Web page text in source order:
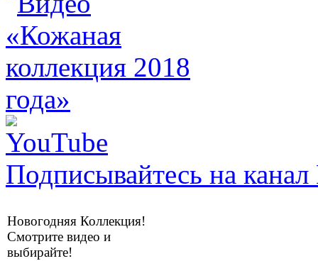
Подписывайтесь на
Новогодняя Коллекция!
Смотрите видео и
выбирайте!